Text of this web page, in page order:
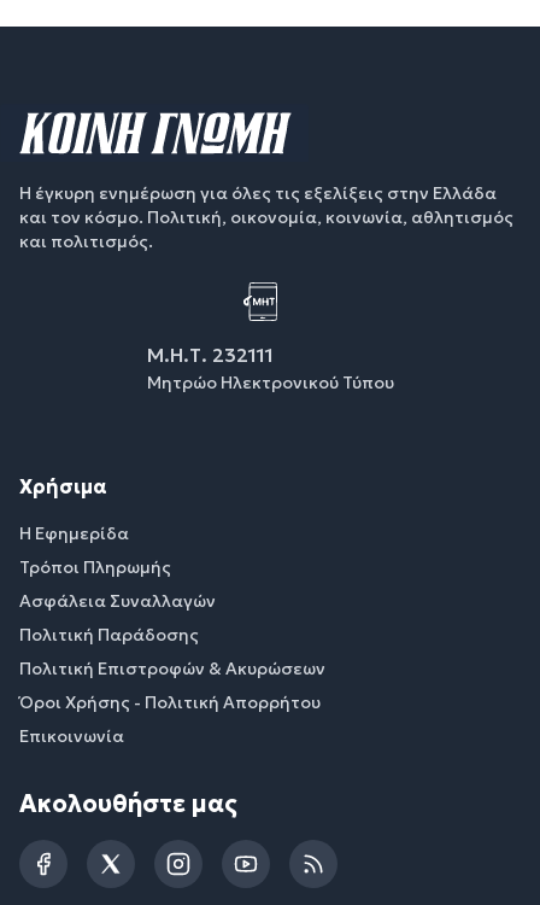
Η έγκυρη ενημέρωση για όλες τις εξελίξεις στην Ελλάδα
και τον κόσμο. Πολιτική, οικονομία, κοινωνία, αθλητισμός
και πολιτισμός.
Μ.Η.Τ. 232111
Μητρώο Ηλεκτρονικού Τύπου
Χρήσιμα
Η Εφημερίδα
Τρόποι Πληρωμής
Ασφάλεια Συναλλαγών
Πολιτική Παράδοσης
Πολιτική Επιστροφών & Ακυρώσεων
Όροι Χρήσης - Πολιτική Απορρήτου
Επικοινωνία
Ακολουθήστε μας
FacebookTwitterInstagramYouTubeRSS